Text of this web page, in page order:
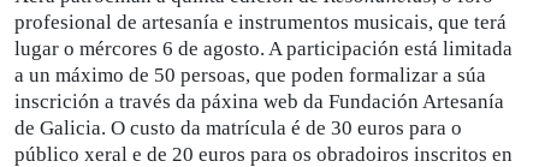
profesional de artesanía e instrumentos musicais, que terá
lugar o mércores 6 de agosto. A participación está limitada
a un máximo de 50 persoas, que poden formalizar a súa
inscrición a través da páxina web da Fundación Artesanía
de Galicia. O custo da matrícula é de 30 euros para o
público xeral e de 20 euros para os obradoiros inscritos en